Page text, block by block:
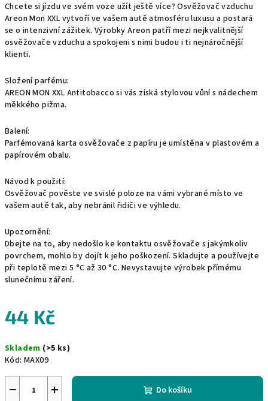
Chcete si jízdu ve svém voze užít ještě více? Osvěžovač vzduchu
Areon Mon XXL vytvoří ve vašem autě atmosféru luxusu a postará
se o intenzivní zážitek. Výrobky Areon patří mezi nejkvalitnější
osvěžovače vzduchu a spokojeni s nimi budou i ti nejnáročnější
klienti.
Složení parfému:
AREON MON XXL Antitobacco si vás získá stylovou vůní s nádechem
měkkého pižma.
Balení:
Parfémovaná karta osvěžovače z papíru je umístěna v plastovém a
papírovém obalu.
Návod k použití:
Osvěžovač pověste ve svislé poloze na vámi vybrané místo ve
vašem autě tak, aby nebránil řidiči ve výhledu.
Upozornění:
Dbejte na to, aby nedošlo ke kontaktu osvěžovače s jakýmkoliv
povrchem, mohlo by dojít k jeho poškození. Skladujte a používejte
při teplotě mezi 5 °C až 30 °C. Nevystavujte výrobek přímému
slunečnímu záření.
44 Kč
cena:
Skladem (>5 ks)
Kód: MAX09
+
− Do košíku